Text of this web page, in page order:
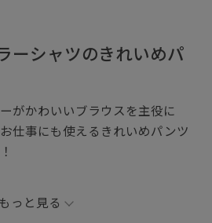
ーシャツのきれいめパ
がかわいいブラウスを主役に
仕事にも使えるきれいめパンツ
くので
もっと見る